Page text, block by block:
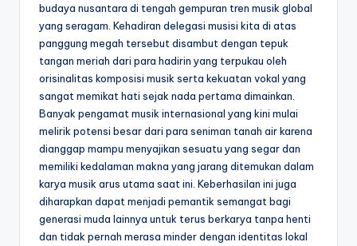
budaya nusantara di tengah gempuran tren musik global
yang seragam. Kehadiran delegasi musisi kita di atas
panggung megah tersebut disambut dengan tepuk
tangan meriah dari para hadirin yang terpukau oleh
orisinalitas komposisi musik serta kekuatan vokal yang
sangat memikat hati sejak nada pertama dimainkan.
Banyak pengamat musik internasional yang kini mulai
melirik potensi besar dari para seniman tanah air karena
dianggap mampu menyajikan sesuatu yang segar dan
memiliki kedalaman makna yang jarang ditemukan dalam
karya musik arus utama saat ini. Keberhasilan ini juga
diharapkan dapat menjadi pemantik semangat bagi
generasi muda lainnya untuk terus berkarya tanpa henti
dan tidak pernah merasa minder dengan identitas lokal